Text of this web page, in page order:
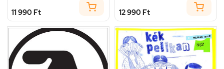
11 990 Ft 12 990 Ft